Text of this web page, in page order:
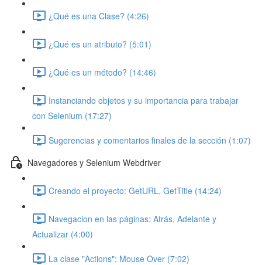
¿Qué es una Clase? (4:26)
¿Qué es un atributo? (5:01)
¿Qué es un método? (14:46)
Instanciando objetos y su importancia para trabajar
con Selenium (17:27)
Sugerencias y comentarios finales de la sección (1:07)
Navegadores y Selenium Webdriver
Creando el proyecto: GetURL, GetTitle (14:24)
Navegacion en las páginas: Atrás, Adelante y
Actualizar (4:00)
La clase "Actions": Mouse Over (7:02)